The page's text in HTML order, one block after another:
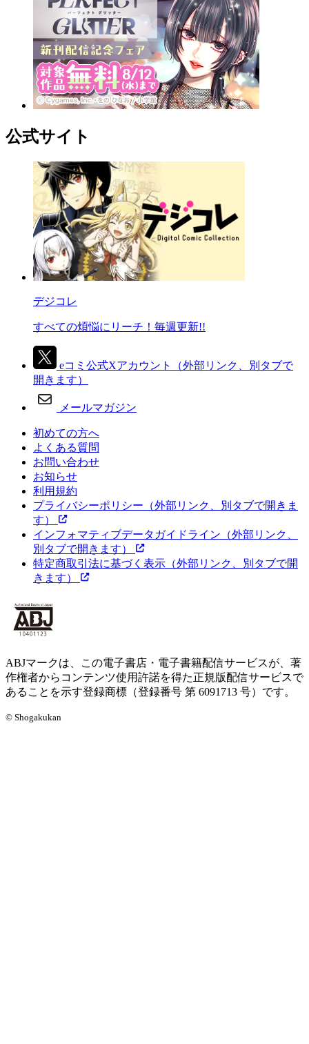
公式サイト
デジコレ
すべての煩悩にリーチ！毎週更新!!
eコミ公式Xアカウント
（外部リンク、別タブで
開きます）
メールマガジン
初めての方へ
よくある質問
お問い合わせ
お知らせ
利用規約
プライバシーポリシー （外部リンク、別タブで開きま
す）
インフォマティブデータガイドライン （外部リンク、
別タブで開きます）
特定商取引法に基づく表示 （外部リンク、別タブで開
きます）
ABJマークは、この電子書店・電子書籍配信サービスが、著
作権者からコンテンツ使用許諾を得た正規版配信サービスで
あることを示す登録商標（登録番号 第 6091713 号）です。
© Shogakukan